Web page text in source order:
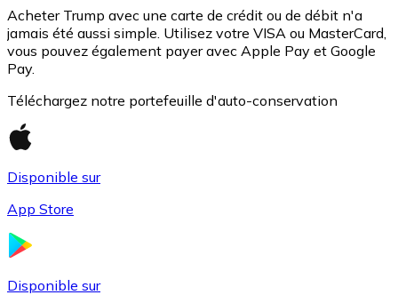
ETH
Acheter Trump avec une carte de crédit ou de débit n'a
jamais été aussi simple. Utilisez votre VISA ou MasterCard,
vous pouvez également payer avec Apple Pay et Google
Pay.
Téléchargez notre portefeuille d'auto-conservation
Disponible sur
App Store
Disponible sur